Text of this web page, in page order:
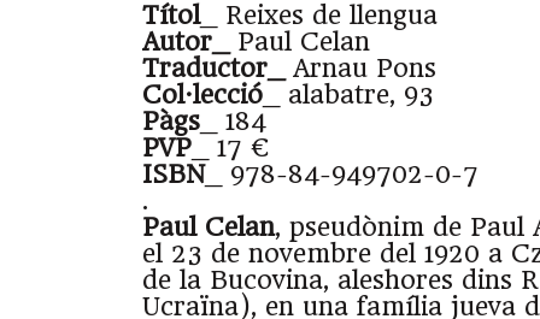
Títol_ Reixes de llengua
Autor_ Paul Celan
Traductor_ Arnau Pons
Col·lecció _ alabatre, 93
Pàgs _ 184
PVP _ 17 €
ISBN_ 978-84-949702-0-7
.
Paul Celan, pseudònim de Paul
el 23 de novembre del 1920 a
de la Bucovina, aleshores dins
Ucraïna), en una família jueva